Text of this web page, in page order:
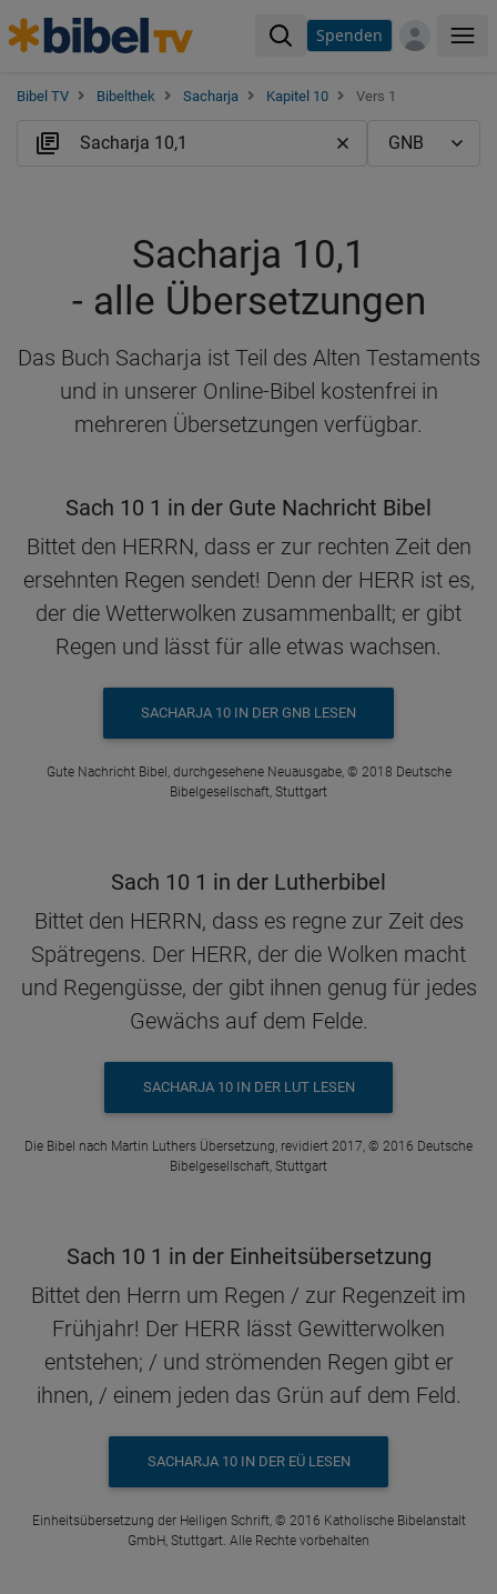
Spenden
Bibel TV Bibelthek Sacharja Kapitel 10 Vers 1
Sacharja 10,1
- alle Übersetzungen
Das Buch Sacharja ist Teil des Alten Testaments
und in unserer Online-Bibel kostenfrei in
mehreren Übersetzungen verfügbar.
Sach 10 1 in der Gute Nachricht Bibel
Bittet den HERRN, dass er zur rechten Zeit den
ersehnten Regen sendet! Denn der HERR ist es,
der die Wetterwolken zusammenballt; er gibt
Regen und lässt für alle etwas wachsen.
SACHARJA 10 IN DER GNB LESEN
Gute Nachricht Bibel, durchgesehene Neuausgabe, © 2018 Deutsche
Bibelgesellschaft, Stuttgart
Sach 10 1 in der Lutherbibel
Bittet den HERRN, dass es regne zur Zeit des
Spätregens. Der HERR, der die Wolken macht
und Regengüsse, der gibt ihnen genug für jedes
Gewächs auf dem Felde.
SACHARJA 10 IN DER LUT LESEN
Die Bibel nach Martin Luthers Übersetzung, revidiert 2017, © 2016 Deutsche
Bibelgesellschaft, Stuttgart
Sach 10 1 in der Einheitsübersetzung
Bittet den Herrn um Regen / zur Regenzeit im
Frühjahr! Der HERR lässt Gewitterwolken
entstehen; / und strömenden Regen gibt er
ihnen, / einem jeden das Grün auf dem Feld.
SACHARJA 10 IN DER EÜ LESEN
Einheitsübersetzung der Heiligen Schrift, © 2016 Katholische Bibelanstalt
GmbH, Stuttgart. Alle Rechte vorbehalten